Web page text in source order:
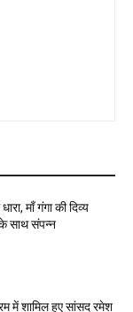
माँ गंगा की दिव्य
साथ संपन्न
में शामिल हुए सांसद रमेश